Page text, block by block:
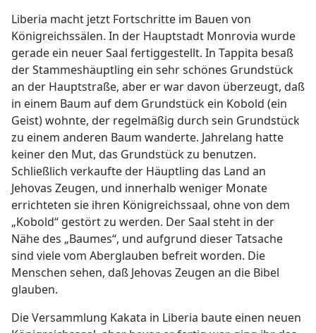
Liberia macht jetzt Fortschritte im Bauen von
Königreichssälen. In der Hauptstadt Monrovia wurde
gerade ein neuer Saal fertiggestellt. In Tappita besaß
der Stammeshäuptling ein sehr schönes Grundstück
an der Hauptstraße, aber er war davon überzeugt, daß
in einem Baum auf dem Grundstück ein Kobold (ein
Geist) wohnte, der regelmäßig durch sein Grundstück
zu einem anderen Baum wanderte. Jahrelang hatte
keiner den Mut, das Grundstück zu benutzen.
Schließlich verkaufte der Häuptling das Land an
Jehovas Zeugen, und innerhalb weniger Monate
errichteten sie ihren Königreichssaal, ohne von dem
„Kobold“ gestört zu werden. Der Saal steht in der
Nähe des „Baumes“, und aufgrund dieser Tatsache
sind viele vom Aberglauben befreit worden. Die
Menschen sehen, daß Jehovas Zeugen an die Bibel
glauben.
Die Versammlung Kakata in Liberia baute einen neuen